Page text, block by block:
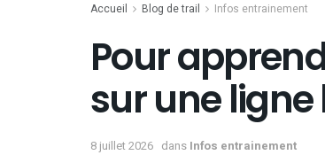
Accueil Blog de trail Infos entrainement
Pour
sur une
8 juillet 2026 dans Infos entrainement